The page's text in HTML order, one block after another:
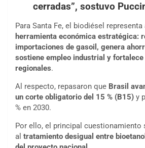
cerradas”, sostuvo
Para Santa Fe, el biodiésel representa
herramienta económica estratégica:
importaciones de gasoil, genera
sostiene empleo industrial y fortalece
regionales.
Al respecto, repasaron que Brasil
un corte obligatorio del 15 % (B15) y
% en 2030.
Por ello, el principal cuestionamiento
al tratamiento desigual entre